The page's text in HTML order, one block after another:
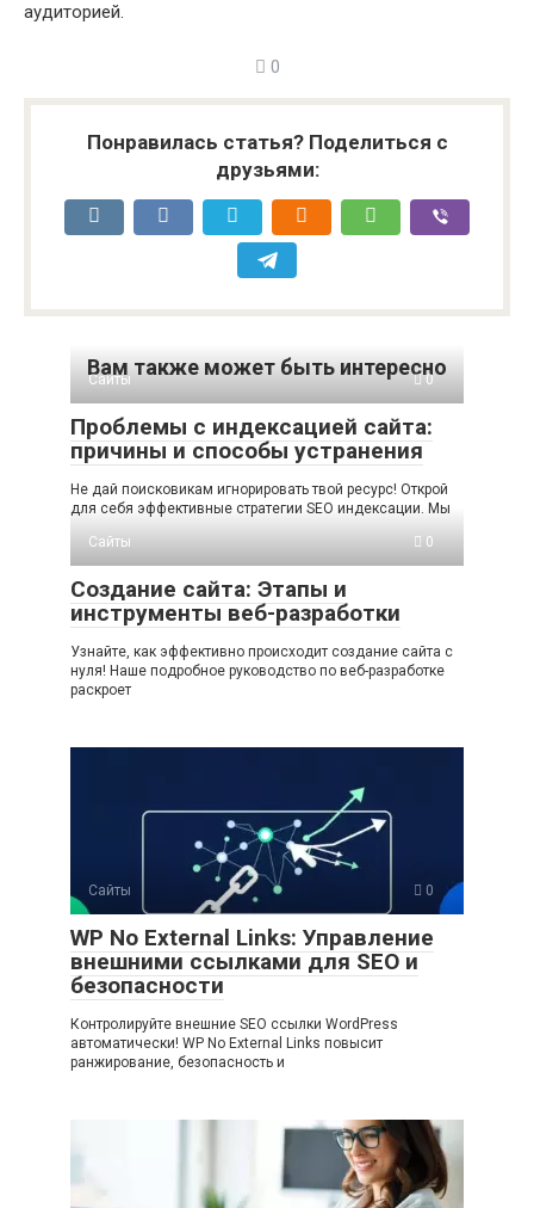
аудиторией.
0
Понравилась статья? Поделиться с
друзьями:
Вам также может быть интересно
Сайты 0
Проблемы с индексацией сайта:
причины и способы устранения
Не дай поисковикам игнорировать твой ресурс! Открой
для себя эффективные стратегии SEO индексации. Мы
Сайты
0
Создание сайта: Этапы и
инструменты веб-разработки
Узнайте, как эффективно происходит создание сайта с
нуля! Наше подробное руководство по веб-разработке
раскроет
Сайты 0
WP No External Links: Управление
внешними ссылками для SEO и
безопасности
Контролируйте внешние SEO ссылки WordPress
автоматически! WP No External Links повысит
ранжирование, безопасность и